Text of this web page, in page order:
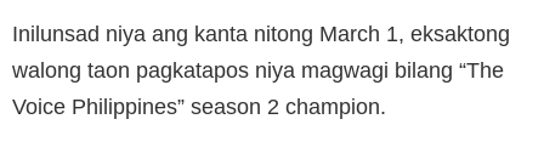
Inilunsad niya ang kanta nitong March 1, eksaktong
walong taon pagkatapos niya magwagi bilang “The
Voice Philippines” season 2 champion.